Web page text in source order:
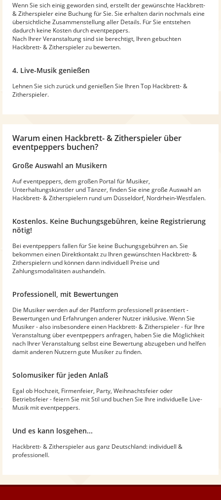
Wenn Sie sich einig geworden sind, erstellt der gewünschte Hackbrett-
& Zitherspieler eine Buchung für Sie. Sie erhalten darin nochmals eine
übersichtliche Zusammenstellung aller Details. Für Sie entstehen
dadurch keine Kosten durch eventpeppers.
Nach Ihrer Veranstaltung sind sie berechtigt, Ihren gebuchten
Hackbrett- & Zitherspieler zu bewerten.
4. Live-Musik genießen
Lehnen Sie sich zurück und genießen Sie Ihren Top Hackbrett- &
Zitherspieler.
Warum einen Hackbrett- & Zitherspieler über
eventpeppers buchen?
Große Auswahl an Musikern
Auf eventpeppers, dem großen Portal für Musiker,
Unterhaltungskünstler und Tänzer, finden Sie eine große Auswahl an
Hackbrett- & Zitherspielern rund um Düsseldorf, Nordrhein-Westfalen.
Kostenlos. Keine Buchungsgebühren, keine Registrierung
nötig!
Bei eventpeppers fallen für Sie keine Buchungsgebühren an. Sie
bekommen einen Direktkontakt zu Ihren gewünschten Hackbrett- &
Zitherspielern und können dann individuell Preise und
Zahlungsmodalitäten aushandeln.
Professionell, mit Bewertungen
Die Musiker werden auf der Plattform professionell präsentiert -
Bewertungen und Erfahrungen anderer Nutzer inklusive. Wenn Sie
Musiker - also insbesondere einen Hackbrett- & Zitherspieler - für Ihre
Veranstaltung über eventpeppers anfragen, haben Sie die Möglichkeit
nach Ihrer Veranstaltung selbst eine Bewertung abzugeben und helfen
damit anderen Nutzern gute Musiker zu finden.
Solomusiker für jeden Anlaß
Egal ob Hochzeit, Firmenfeier, Party, Weihnachtsfeier oder
Betriebsfeier - feiern Sie mit Stil und buchen Sie Ihre individuelle Live-
Musik mit eventpeppers.
Und es kann losgehen...
Hackbrett- & Zitherspieler aus ganz Deutschland: individuell &
professionell.